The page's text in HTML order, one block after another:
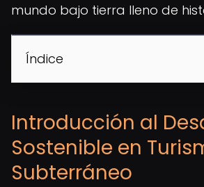
mundo bajo tierra lleno de
Índice
Introducción al
Sostenible en
Subterráneo